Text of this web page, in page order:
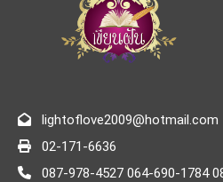
lightoflove2009@hotmail.com
02-171-6636
087-978-4527 064-690-1784